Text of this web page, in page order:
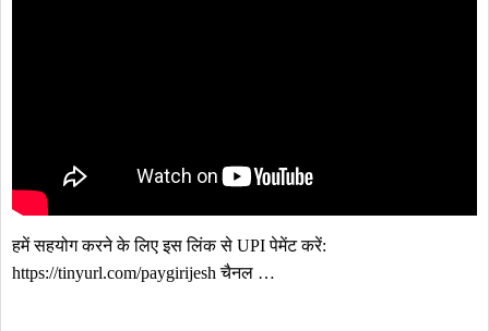
हमें सहयोग करने के लिए इस लिंक से UPI पेमेंट करें:
https://tinyurl.com/paygirijesh चैनल …